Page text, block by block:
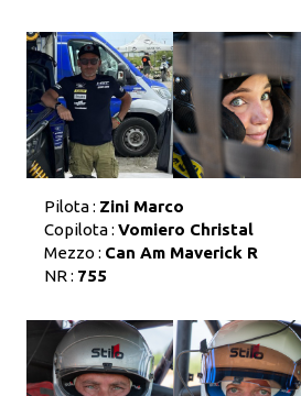
Pilota : Zini Marco
Copilota : Vomiero Christal
Mezzo : Can Am Maverick R
NR : 755